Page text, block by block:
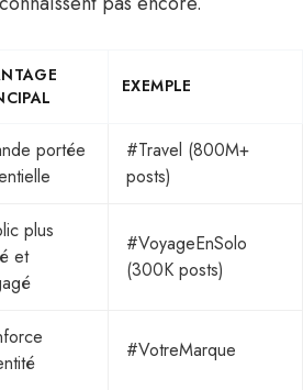
EXEMPLE
portée
#Travel (800M+
posts)
plus
et
#VoyageEnSolo
(300K posts)
#VotreMarque